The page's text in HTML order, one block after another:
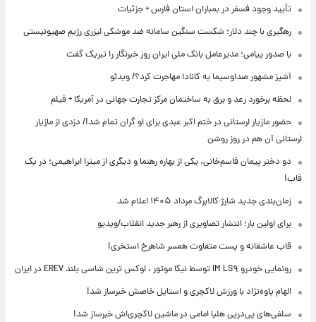
تأیید وجود فسفر در بمباران استان فارس + جزئیات
رهگیری با چند دلار؛ شکست سنگین سامانه ضد موشکی لیزری رژیم صهیونیستی
با صدور پیامی؛ مدیرعامل بانک ملی ایران روز خبرنگار را تبریک گفت
آشپز مشهور صداوسیما به کانادا مهاجرت کرد؟/ ویدئو
لحظه برخورد رعد و برق به ساختمان مرکز تجارت جهانی در آمریکا + فیلم
حضور مازیار لرستانی در ختم اکبر عبدی برای او گران تمام شد!/ دزدی از مازیار
لرستانی آن هم در روز روشن
دو دختر پیمان قاسم‌خانی، یکی از بهاره رهنما و دیگری از میترا ابراهیمی؛ در یک
قاب!
زمان‌بندی جدید شارژ کالابرگ مرداد ۱۴۰۵ اعلام شد
برای اولین بار؛ انتشار تصاویری از رهبر جدید انقلاب/ویدیو
قاب عاشقانه و پست متفاوت همسر شاهرخ استخری!
رونمایی خودرو IM LS۹ توسط نیکا موتور ، لوکس ترین شاسی بلند EREV در ایران
الهام پاوه‌نژاد با ورزش لاکچری و استایل خاصش خبرساز شد!
سلفی‌های پی‌درپی هلیا امامی در ماشین لاکچری‌اش خبرساز شد!